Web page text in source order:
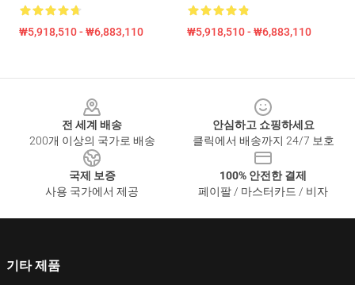
₩5,918,510 - ₩6,883,110 ₩5,918,510 - ₩6,883,110
전 세계 배송
200개 이상의 국가로 배송
안심하고 쇼핑하세요
클릭에서 배송까지 24/7 보호
국제 보증
사용 국가에서 제공
100% 안전한 결제
페이팔 / 마스터카드 / 비자
기타 제품